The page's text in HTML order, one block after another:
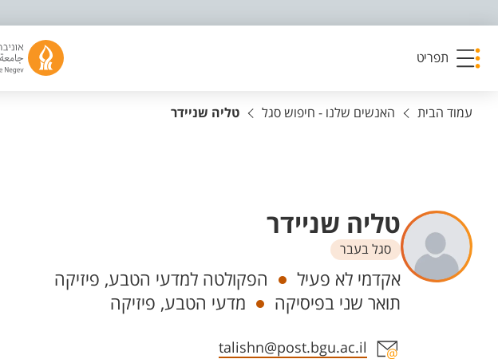
תפריט
עמוד הבית האנשים שלנו - חיפוש סגל טליה שניידר
טליה שניידר
סגל בעבר
יחידות
אקדמי לא פעיל
הפקולטה למדעי הטבע, פיזיקה
תואר שני בפיסיקה
מדעי הטבע, פיזיקה
אזור צור קשר עם איש הסגל
talishn@post.bgu.ac.il